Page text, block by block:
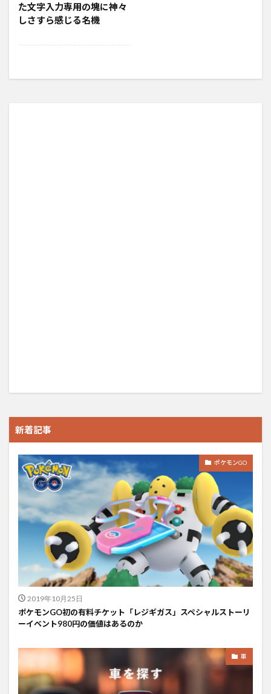
た文字入力専用の塊に神々
しさすら感じる名機
新着記事
ポケモンGO
2019年10月25日
ポケモンGO初の有料チケット「レジギガス」スペシャルストーリ
ーイベント980円の価値はあるのか
車